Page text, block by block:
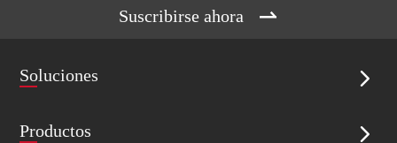
Suscribirse ahora 
Soluciones 
Productos 